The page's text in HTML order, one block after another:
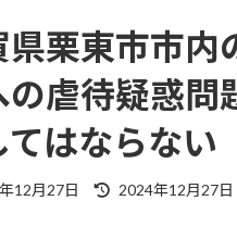
県栗東市市内
の虐待疑惑問
てはならない
12月27日
最
2024年12月27日